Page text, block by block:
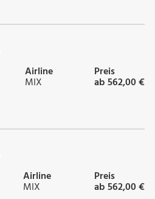
Airline
MIX
Preis
ab 562,00 €
Airline
MIX
Preis
ab 562,00 €